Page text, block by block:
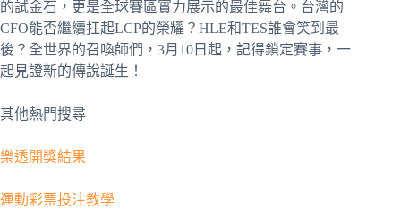
的試金石，更是全球賽區實力展示的最佳舞台。台灣的
CFO能否繼續扛起LCP的榮耀？HLE和TES誰會笑到最
後？全世界的召喚師們，3月10日起，記得鎖定賽事，一
起見證新的傳說誕生！
其他熱門搜尋
樂透開獎結果
運動彩票投注教學